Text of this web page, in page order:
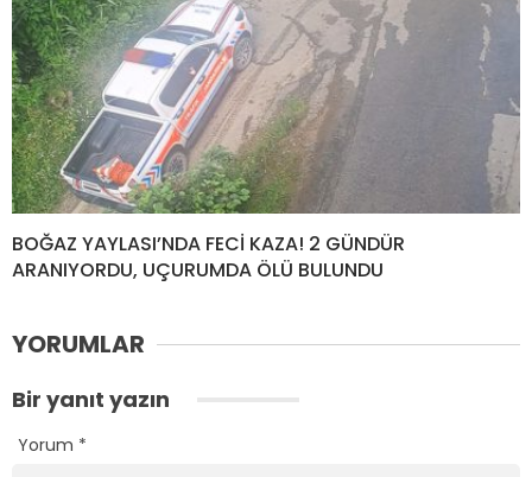
BOĞAZ YAYLASI’NDA FECİ KAZA! 2 GÜNDÜR
ARANIYORDU, UÇURUMDA ÖLÜ BULUNDU
YORUMLAR
Bir yanıt yazın
Yorum *